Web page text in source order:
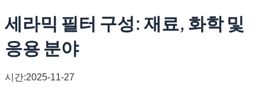
세라믹 필터 구성: 재료, 화학 및
응용 분야
시간:2025-11-27